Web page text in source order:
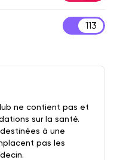
113
ne contient pas et
sur la santé.
à une
pas les